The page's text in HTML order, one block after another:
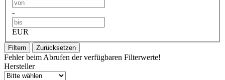
-
EUR
Filtern Zurücksetzen
Fehler beim Abrufen der verfügbaren Filterwerte!
Hersteller